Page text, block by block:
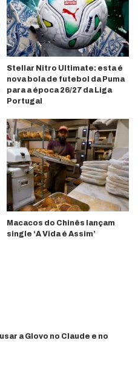
Stellar Nitro Ultimate: esta é
nova bola de futebol da Puma
para a época 26/27 da Liga
Portugal
Macacos do Chinês lançam
single ‘A Vida é Assim’
a Glovo no Claude e no